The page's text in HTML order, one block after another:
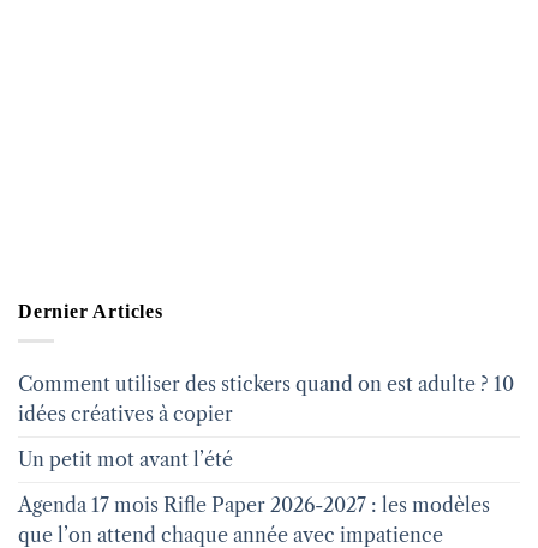
Dernier Articles
Comment utiliser des stickers quand on est adulte ? 10
idées créatives à copier
Un petit mot avant l’été
Agenda 17 mois Rifle Paper 2026-2027 : les modèles
que l’on attend chaque année avec impatience